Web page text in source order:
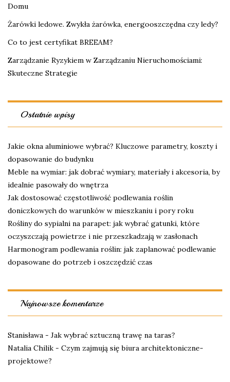
Domu
Żarówki ledowe. Zwykła żarówka, energooszczędna czy ledy?
Co to jest certyfikat BREEAM?
Zarządzanie Ryzykiem w Zarządzaniu Nieruchomościami:
Skuteczne Strategie
Ostatnie wpisy
Jakie okna aluminiowe wybrać? Kluczowe parametry, koszty i
dopasowanie do budynku
Meble na wymiar: jak dobrać wymiary, materiały i akcesoria, by
idealnie pasowały do wnętrza
Jak dostosować częstotliwość podlewania roślin
doniczkowych do warunków w mieszkaniu i pory roku
Rośliny do sypialni na parapet: jak wybrać gatunki, które
oczyszczają powietrze i nie przeszkadzają w zasłonach
Harmonogram podlewania roślin: jak zaplanować podlewanie
dopasowane do potrzeb i oszczędzić czas
Najnowsze komentarze
Stanisława - Jak wybrać sztuczną trawę na taras?
Natalia Chilik - Czym zajmują się biura architektoniczne-
projektowe?